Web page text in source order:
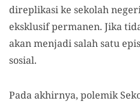
direplikasi ke sekolah
eksklusif permanen. Jika
akan menjadi salah satu
sosial.
Pada akhirnya, polemik